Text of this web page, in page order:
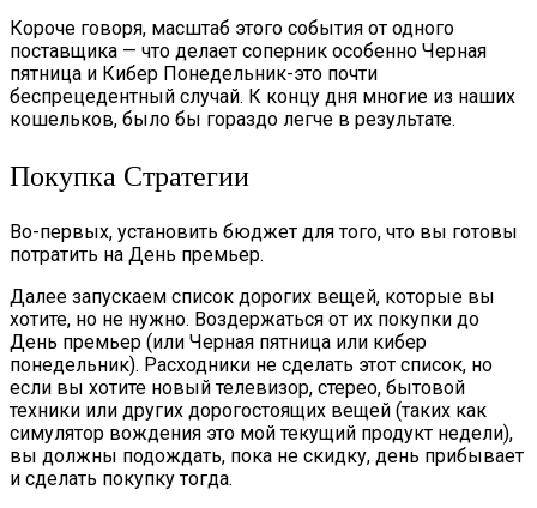
Короче говоря, масштаб этого события от одного
поставщика — что делает соперник особенно Черная
пятница и Кибер Понедельник-это почти
беспрецедентный случай. К концу дня многие из наших
кошельков, было бы гораздо легче в результате.
Покупка Стратегии
Во-первых, установить бюджет для того, что вы готовы
потратить на День премьер.
Далее запускаем список дорогих вещей, которые вы
хотите, но не нужно. Воздержаться от их покупки до
День премьер (или Черная пятница или кибер
понедельник). Расходники не сделать этот список, но
если вы хотите новый телевизор, стерео, бытовой
техники или других дорогостоящих вещей (таких как
симулятор вождения это мой текущий продукт недели),
вы должны подождать, пока не скидку, день прибывает
и сделать покупку тогда.